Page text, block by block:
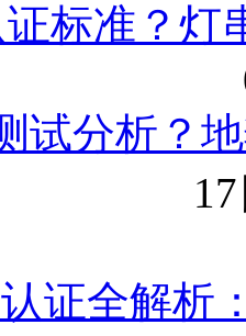
标准？灯
试分析？
证全解析